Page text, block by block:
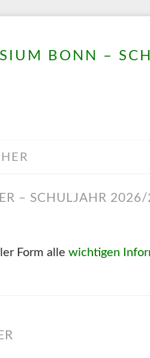
BONN –
– SCHULJAHR
Form alle wichtigen